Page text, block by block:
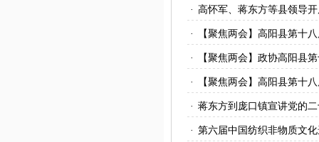
· 高怀军、蒋东方等县领导
· 【聚焦两会】高阳县第十
· 【聚焦两会】政协高阳县
· 【聚焦两会】高阳县第十
· 蒋东方到庞口镇宣讲党的
· 第六届中国纺织非物质文